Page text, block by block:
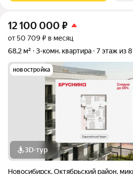
12 100 000 ₽
от 50 709 ₽ в месяц
68,2 м²
3-комн. квартира 7 этаж из 8
новостройка
3D-тур
Новосибирск,Октябрьский район,